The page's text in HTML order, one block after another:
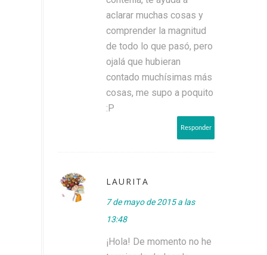
aclarar muchas cosas y
comprender la magnitud
de todo lo que pasó, pero
ojalá que hubieran
contado muchísimas más
cosas, me supo a poquito
:P
Responder
LAURITA
7 de mayo de 2015 a las
13:48
¡Hola! De momento no he